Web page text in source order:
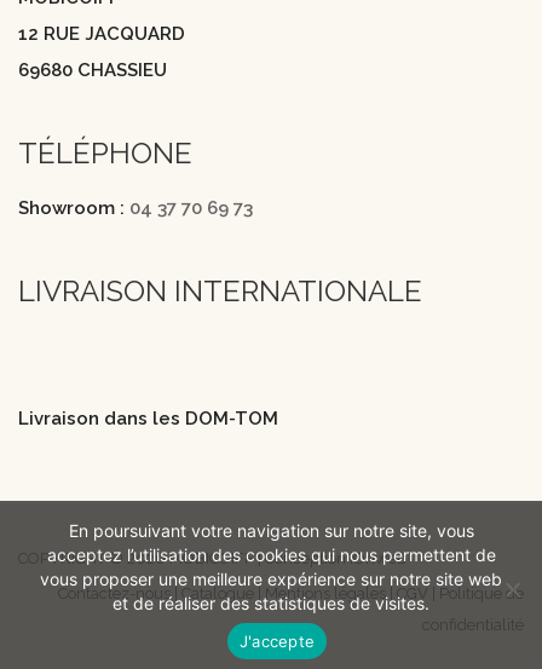
12 RUE JACQUARD
69680 CHASSIEU
TÉLÉPHONE
Showroom : 04 37 70 69 73
LIVRAISON INTERNATIONALE
Livraison dans les DOM-TOM
COPYRIGHT © 2026 MOBICOIFF | Conception iOnweb
Contactez-nous| Catalogue |Mentions légales| CGV
Politique de
confidentialité
En poursuivant votre navigation sur notre site, vous
acceptez l’utilisation des cookies qui nous permettent de
vous proposer une meilleure expérience sur notre site web
et de réaliser des statistiques de visites.
J'accepte